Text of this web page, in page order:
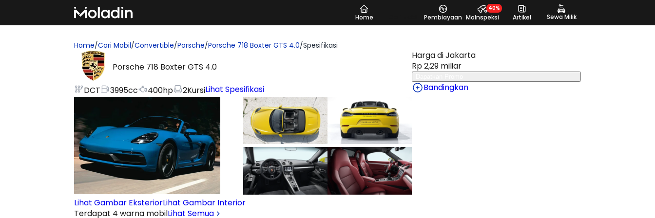
Home Pembiayaan MoInspeksi
40%
Artikel Sewa Milik
Home/Cari Mobil/Convertible/Porsche/Porsche 718 Boxter GTS 4.0/Spesifikasi
Porsche 718 Boxter GTS 4.0
DCT 3995cc 400hp 2KursiLihat Spesifikasi
Lihat Gambar EksteriorLihat Gambar Interior
Terdapat 4 warna mobilLihat Semua
Harga di Jakarta
Rp 2,29 miliar
Bandingkan